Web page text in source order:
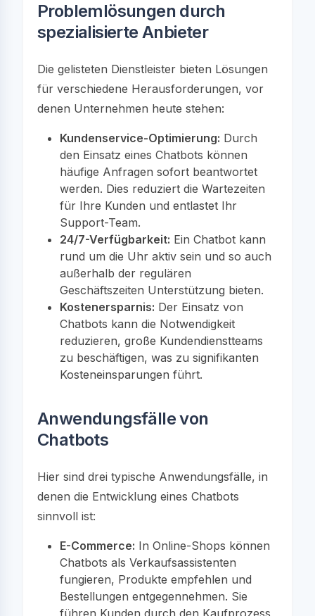
Problemlösungen durch
spezialisierte Anbieter
Die gelisteten Dienstleister bieten Lösungen
für verschiedene Herausforderungen, vor
denen Unternehmen heute stehen:
Kundenservice-Optimierung: Durch
den Einsatz eines Chatbots können
häufige Anfragen sofort beantwortet
werden. Dies reduziert die Wartezeiten
für Ihre Kunden und entlastet Ihr
Support-Team.
24/7-Verfügbarkeit: Ein Chatbot kann
rund um die Uhr aktiv sein und so auch
außerhalb der regulären
Geschäftszeiten Unterstützung bieten.
Kostenersparnis: Der Einsatz von
Chatbots kann die Notwendigkeit
reduzieren, große Kundendienstteams
zu beschäftigen, was zu signifikanten
Kosteneinsparungen führt.
Anwendungsfälle von
Chatbots
Hier sind drei typische Anwendungsfälle, in
denen die Entwicklung eines Chatbots
sinnvoll ist:
E-Commerce: In Online-Shops können
Chatbots als Verkaufsassistenten
fungieren, Produkte empfehlen und
Bestellungen entgegennehmen. Sie
führen Kunden durch den Kaufprozess